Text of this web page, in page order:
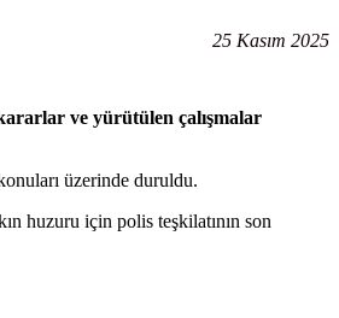
25 Kasım 2025
ve yürütülen çalışmalar
üzerinde duruldu.
huzuru için polis teşkilatının son